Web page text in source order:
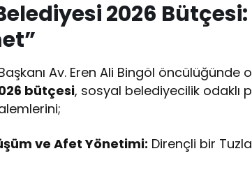
2026
Av. Eren Ali Bingöl öncülüğünde
bütçesi, sosyal belediyecilik odaklı
ve Afet Yönetimi: Dirençli bir